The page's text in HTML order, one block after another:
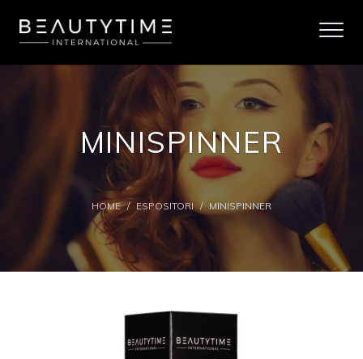
MINISPINNER
HOME / ESPOSITORI / MINISPINNER